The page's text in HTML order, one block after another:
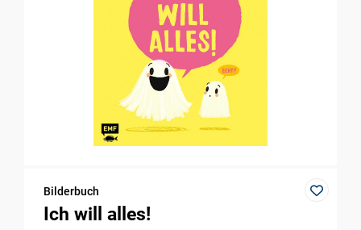
Bilderbuch
Ich will alles!